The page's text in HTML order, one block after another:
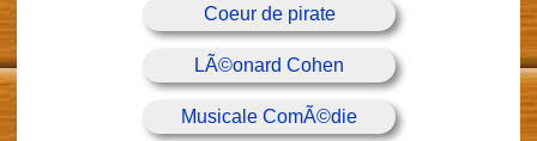
Coeur de pirate
LÃ©onard Cohen
Musicale ComÃ©die